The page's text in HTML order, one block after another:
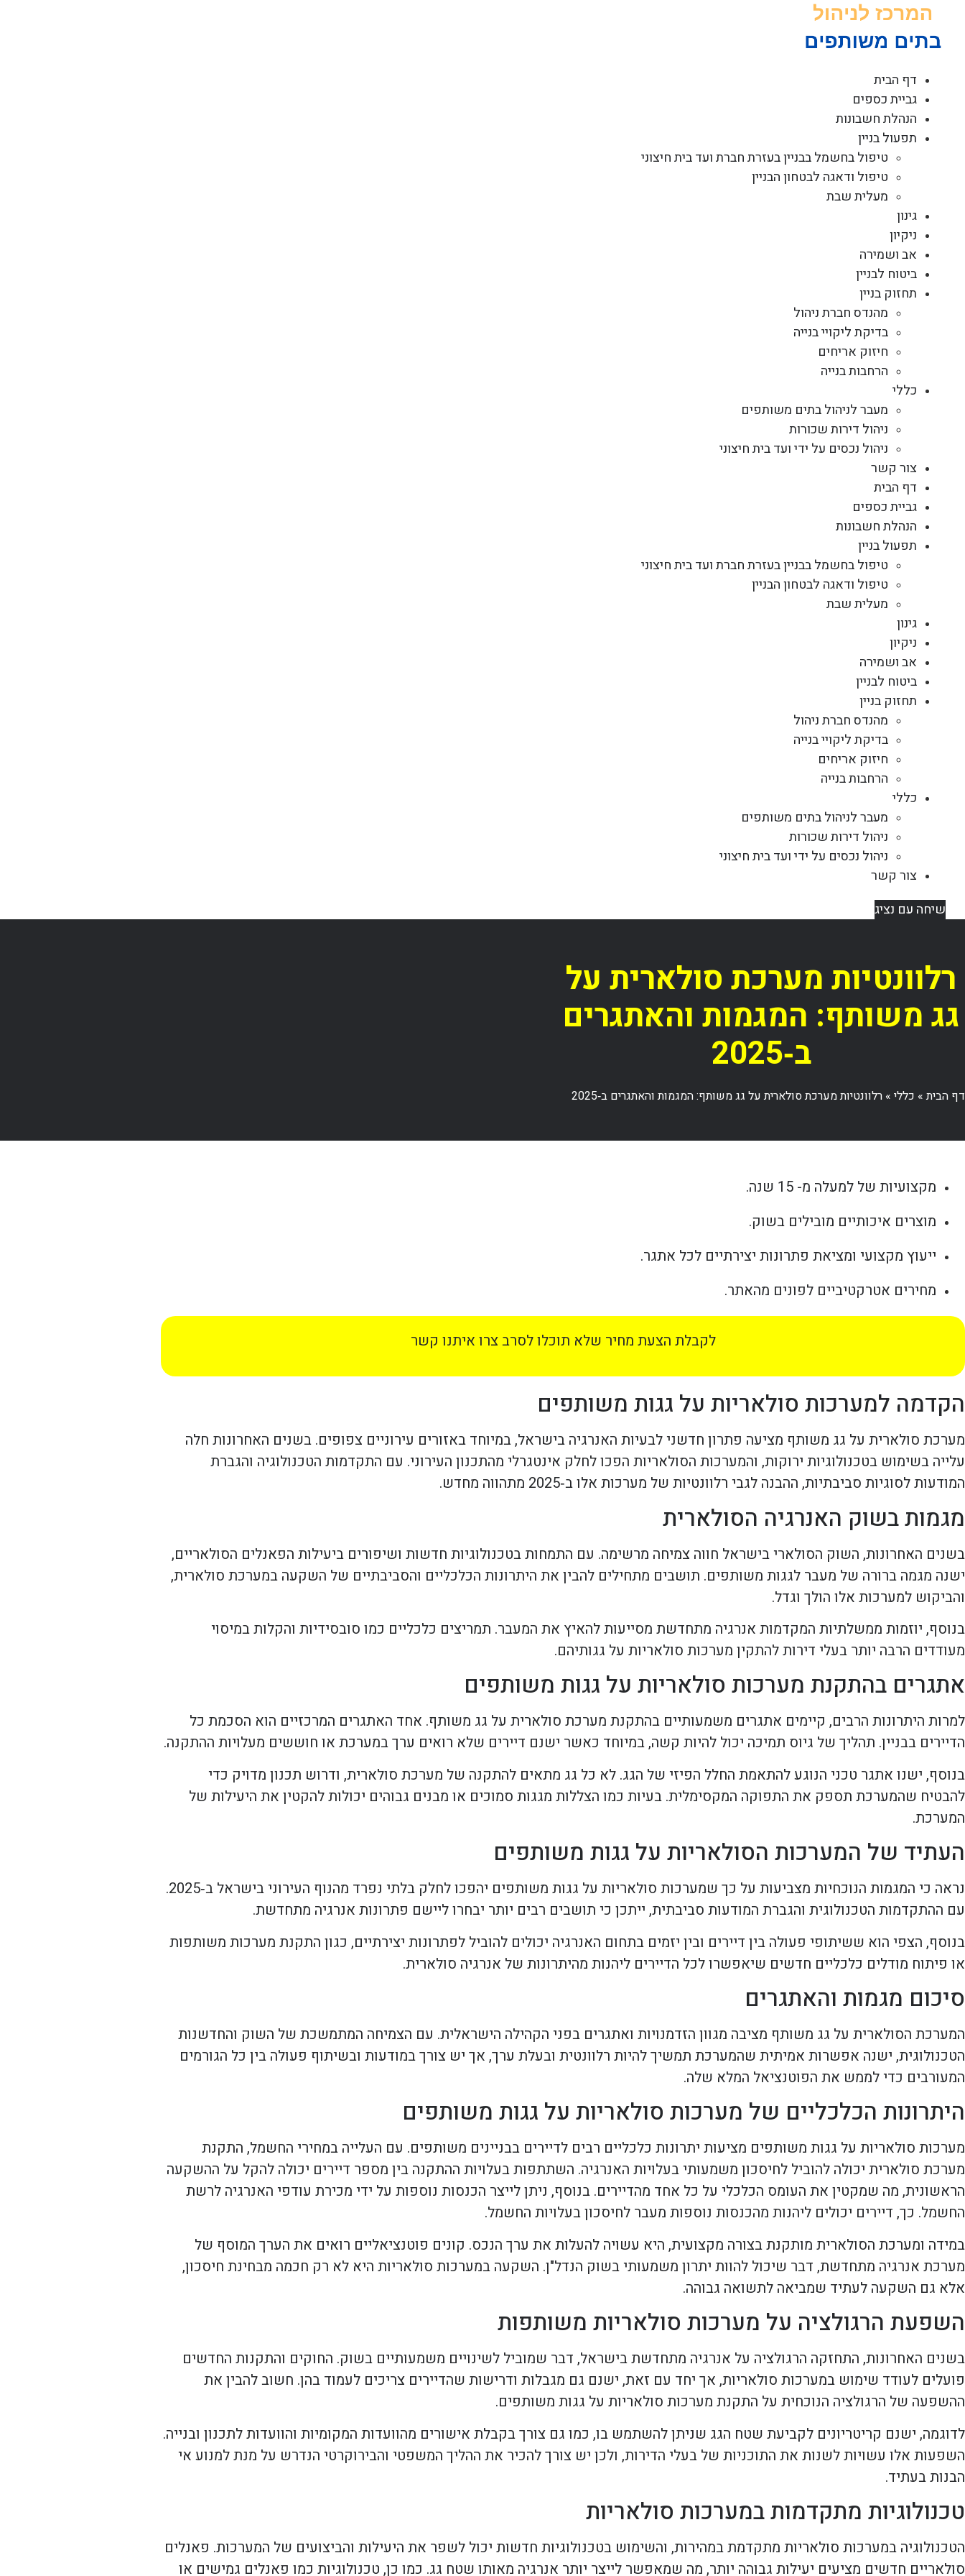
דף הבית
גביית כספים
הנהלת חשבונות
תפעול בניין
טיפול בחשמל בבניין בעזרת חברת ועד בית חיצוני
טיפול ודאגה לבטחון הבניין
מעלית שבת
גינון
ניקיון
אב ושמירה
ביטוח לבניין
תחזוק בניין
מהנדס חברת ניהול
בדיקת ליקויי בנייה
חיזוק אריחים
הרחבות בנייה
כללי
מעבר לניהול בתים משותפים
ניהול דירות שכורות
ניהול נכסים על ידי ועד בית חיצוני
צור קשר
דף הבית
גביית כספים
הנהלת חשבונות
תפעול בניין
טיפול בחשמל בבניין בעזרת חברת ועד בית חיצוני
טיפול ודאגה לבטחון הבניין
מעלית שבת
גינון
ניקיון
אב ושמירה
ביטוח לבניין
תחזוק בניין
מהנדס חברת ניהול
בדיקת ליקויי בנייה
חיזוק אריחים
הרחבות בנייה
כללי
מעבר לניהול בתים משותפים
ניהול דירות שכורות
ניהול נכסים על ידי ועד בית חיצוני
צור קשר
שיחה עם נציג
רלוונטיות מערכת סולארית על
גג משותף: המגמות והאתגרים
ב‑2025
דף הבית» כללי » רלוונטיות מערכת סולארית על גג משותף: המגמות והאתגרים ב‑2025
מקצועיות של למעלה מ- 15 שנה.
מוצרים איכותיים מובילים בשוק.
ייעוץ מקצועי ומציאת פתרונות יצירתיים לכל אתגר.
מחירים אטרקטיביים לפונים מהאתר.
לקבלת הצעת מחיר שלא תוכלו לסרב צרו איתנו קשר
הקדמה למערכות סולאריות על גגות משותפים
מערכת סולארית על גג משותף מציעה פתרון חדשני לבעיות האנרגיה בישראל, במיוחד באזורים עירוניים צפופים. בשנים האחרונות חלה
עלייה בשימוש בטכנולוגיות ירוקות, והמערכות הסולאריות הפכו לחלק אינטגרלי מהתכנון העירוני. עם התקדמות הטכנולוגיה והגברת
המודעות לסוגיות סביבתיות, ההבנה לגבי רלוונטיות של מערכות אלו ב‑2025 מתהווה מחדש.
מגמות בשוק האנרגיה הסולארית
בשנים האחרונות, השוק הסולארי בישראל חווה צמיחה מרשימה. עם התמחות בטכנולוגיות חדשות ושיפורים ביעילות הפאנלים הסולאריים,
ישנה מגמה ברורה של מעבר לגגות משותפים. תושבים מתחילים להבין את היתרונות הכלכליים והסביבתיים של השקעה במערכת סולארית,
והביקוש למערכות אלו הולך וגדל.
בנוסף, יוזמות ממשלתיות המקדמות אנרגיה מתחדשת מסייעות להאיץ את המעבר. תמריצים כלכליים כמו סובסידיות והקלות במיסוי
מעודדים הרבה יותר בעלי דירות להתקין מערכות סולאריות על גגותיהם.
אתגרים בהתקנת מערכות סולאריות על גגות משותפים
למרות היתרונות הרבים, קיימים אתגרים משמעותיים בהתקנת מערכת סולארית על גג משותף. אחד האתגרים המרכזיים הוא הסכמת כל
הדיירים בבניין. תהליך של גיוס תמיכה יכול להיות קשה, במיוחד כאשר ישנם דיירים שלא רואים ערך במערכת או חוששים מעלויות ההתקנה.
בנוסף, ישנו אתגר טכני הנוגע להתאמת החלל הפיזי של הגג. לא כל גג מתאים להתקנה של מערכת סולארית, ודרוש תכנון מדויק כדי
להבטיח שהמערכת תספק את התפוקה המקסימלית. בעיות כמו הצללות מגגות סמוכים או מבנים גבוהים יכולות להקטין את היעילות של
המערכת.
העתיד של המערכות הסולאריות על גגות משותפים
נראה כי המגמות הנוכחיות מצביעות על כך שמערכות סולאריות על גגות משותפים יהפכו לחלק בלתי נפרד מהנוף העירוני בישראל ב‑2025.
עם ההתקדמות הטכנולוגית והגברת המודעות סביבתית, ייתכן כי תושבים רבים יותר יבחרו ליישם פתרונות אנרגיה מתחדשת.
בנוסף, הצפי הוא ששיתופי פעולה בין דיירים ובין יזמים בתחום האנרגיה יכולים להוביל לפתרונות יצירתיים, כגון התקנת מערכות משותפות
או פיתוח מודלים כלכליים חדשים שיאפשרו לכל הדיירים ליהנות מהיתרונות של אנרגיה סולארית.
סיכום מגמות והאתגרים
המערכת הסולארית על גג משותף מציבה מגוון הזדמנויות ואתגרים בפני הקהילה הישראלית. עם הצמיחה המתמשכת של השוק והחדשנות
הטכנולוגית, ישנה אפשרות אמיתית שהמערכת תמשיך להיות רלוונטית ובעלת ערך, אך יש צורך במודעות ובשיתוף פעולה בין כל הגורמים
המעורבים כדי לממש את הפוטנציאל המלא שלה.
היתרונות הכלכליים של מערכות סולאריות על גגות משותפים
מערכות סולאריות על גגות משותפים מציעות יתרונות כלכליים רבים לדיירים בבניינים משותפים. עם העלייה במחירי החשמל, התקנת
מערכת סולארית יכולה להוביל לחיסכון משמעותי בעלויות האנרגיה. השתתפות בעלויות ההתקנה בין מספר דיירים יכולה להקל על ההשקעה
הראשונית, מה שמקטין את העומס הכלכלי על כל אחד מהדיירים. בנוסף, ניתן לייצר הכנסות נוספות על ידי מכירת עודפי האנרגיה לרשת
החשמל. כך, דיירים יכולים ליהנות מהכנסות נוספות מעבר לחיסכון בעלויות החשמל.
במידה ומערכת הסולארית מותקנת בצורה מקצועית, היא עשויה להעלות את ערך הנכס. קונים פוטנציאליים רואים את הערך המוסף של
מערכת אנרגיה מתחדשת, דבר שיכול להוות יתרון משמעותי בשוק הנדל"ן. השקעה במערכות סולאריות היא לא רק חכמה מבחינת חיסכון,
אלא גם השקעה לעתיד שמביאה לתשואה גבוהה.
השפעת הרגולציה על מערכות סולאריות משותפות
בשנים האחרונות, התחזקה הרגולציה על אנרגיה מתחדשת בישראל, דבר שמוביל לשינויים משמעותיים בשוק. החוקים והתקנות החדשים
פועלים לעודד שימוש במערכות סולאריות, אך יחד עם זאת, ישנם גם מגבלות ודרישות שהדיירים צריכים לעמוד בהן. חשוב להבין את
ההשפעה של הרגולציה הנוכחית על התקנת מערכות סולאריות על גגות משותפים.
לדוגמה, ישנם קריטריונים לקביעת שטח הגג שניתן להשתמש בו, כמו גם צורך בקבלת אישורים מהוועדות המקומיות והוועדות לתכנון ובנייה.
השפעות אלו עשויות לשנות את התוכניות של בעלי הדירות, ולכן יש צורך להכיר את ההליך המשפטי והבירוקרטי הנדרש על מנת למנוע אי
הבנות בעתיד.
טכנולוגיות מתקדמות במערכות סולאריות
הטכנולוגיה במערכות סולאריות מתקדמת במהירות, והשימוש בטכנולוגיות חדשות יכול לשפר את היעילות והביצועים של המערכות. פאנלים
סולאריים חדשים מציעים יעילות גבוהה יותר, מה שמאפשר לייצר יותר אנרגיה מאותו שטח גג. כמו כן, טכנולוגיות כמו פאנלים גמישים או